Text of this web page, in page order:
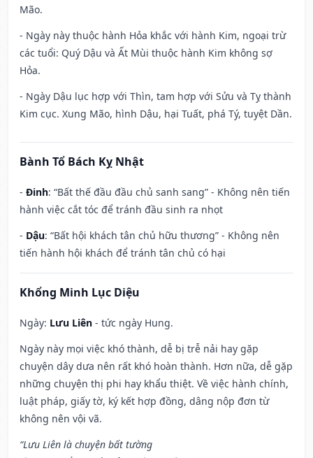
Mão.
- Ngày này thuộc hành Hỏa khắc với hành Kim, ngoại trừ
các tuổi: Quý Dậu và Ất Mùi thuộc hành Kim không sợ
Hỏa.
- Ngày Dậu lục hợp với Thìn, tam hợp với Sửu và Tỵ thành
Kim cục. Xung Mão, hình Dậu, hại Tuất, phá Tý, tuyệt Dần.
Bành Tổ Bách Kỵ Nhật
- Đinh: “Bất thế đầu đầu chủ sanh sang” - Không nên tiến
hành việc cắt tóc để tránh đầu sinh ra nhọt
- Dậu: “Bất hội khách tân chủ hữu thương” - Không nên
tiến hành hội khách để tránh tân chủ có hại
Khổng Minh Lục Diệu
Ngày: Lưu Liên - tức ngày Hung.
Ngày này mọi việc khó thành, dễ bị trễ nải hay gặp
chuyện dây dưa nên rất khó hoàn thành. Hơn nữa, dễ gặp
những chuyện thị phi hay khẩu thiệt. Về việc hành chính,
luật pháp, giấy tờ, ký kết hợp đồng, dâng nộp đơn từ
không nên vội vã.
“Lưu Liên là chuyện bất tường